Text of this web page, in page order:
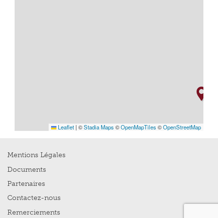
Leaflet | ©Stadia Maps ©OpenMapTiles ©OpenStreetMap
Mentions Légales
Documents
Partenaires
Contactez-nous
Remerciements